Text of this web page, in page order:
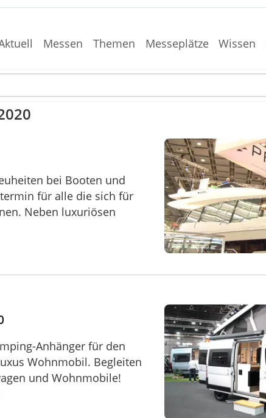
Messen Themen Messeplätze Wissen
bei Booten und
für alle die sich für
Neben luxuriösen
Anhänger für den
Wohnmobil. Begleiten
und Wohnmobile!